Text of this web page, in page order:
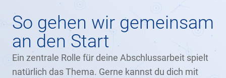
So gehen wir gemeinsam
an den Start
Ein zentrale Rolle für deine Abschlussarbeit spielt
natürlich das Thema. Gerne kannst du dich mit